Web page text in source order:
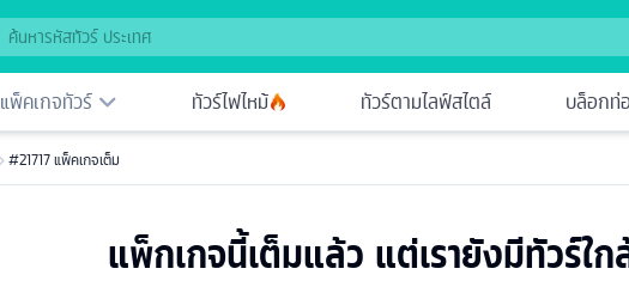
แพ็คเกจทัวร์ ทัวร์ไฟไหม้ ทัวร์ตามไลฟ์สไตล์ บล็อกท่
#21717 แพ็คเกจเต็ม
แพ็กเกจนี้เต็มแล้ว แต่เรายังมีทัวร์ใ